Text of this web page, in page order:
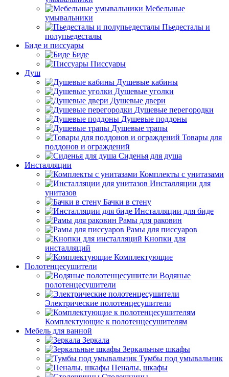
Мебельные
умывальники
Пьедесталы и
полупьедесталы
Биде и писсуары
Биде
Писсуары
Душ
Душевые кабины
Душевые уголки
Душевые двери
Душевые перегородки
Душевые поддоны
Душевые трапы
Товары для
поддонов и ограждений
Сиденья для душа
Инсталляции
Комплекты с унитазами
Инсталляции для
унитазов
Бачки в стену
Инсталляции для биде
Рамы для раковин
Рамы для писсуаров
Кнопки для
инсталляций
Комплектующие
Полотенцесушители
Водяные
полотенцесушители
Электрические полотенцесушители
Комплектующие к полотенцесушителям
Мебель для ванной
Зеркала
Зеркальные шкафы
Тумбы под умывальник
Пеналы, шкафы